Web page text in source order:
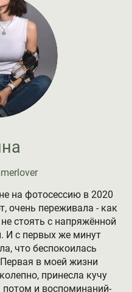
на фотосессию в 2020
очень переживала - как
стоять с напряжённой
И с первых же минут
что беспокоилась
в моей жизни
принесла кучу
потом и воспоминаний-